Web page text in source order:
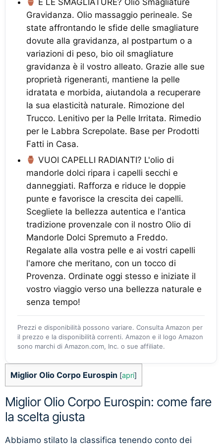
E LE SMAGLIATURE? Olio Smagliature
Gravidanza. Olio massaggio perineale. Se
state affrontando le sfide delle smagliature
dovute alla gravidanza, al postpartum o a
variazioni di peso, bio oil smagliature
gravidanza è il vostro alleato. Grazie alle sue
proprietà rigeneranti, mantiene la pelle
idratata e morbida, aiutandola a recuperare
la sua elasticità naturale. Rimozione del
Trucco. Lenitivo per la Pelle Irritata. Rimedio
per le Labbra Screpolate. Base per Prodotti
Fatti in Casa.
VUOI CAPELLI RADIANTI? L'olio di
mandorle dolci ripara i capelli secchi e
danneggiati. Rafforza e riduce le doppie
punte e favorisce la crescita dei capelli.
Scegliete la bellezza autentica e l'antica
tradizione provenzale con il nostro Olio di
Mandorle Dolci Spremuto a Freddo.
Regalate alla vostra pelle e ai vostri capelli
l'amore che meritano, con un tocco di
Provenza. Ordinate oggi stesso e iniziate il
vostro viaggio verso una bellezza naturale e
senza tempo!
Prezzi e disponibilità possono variare. Consulta Amazon per
il prezzo e la disponibilità correnti. Amazon e il logo Amazon
sono marchi di Amazon.com, Inc. o sue affiliate.
Miglior Olio Corpo Eurospin [apri]
Miglior Olio Corpo Eurospin: come fare
la scelta giusta
Abbiamo stilato la classifica tenendo conto dei